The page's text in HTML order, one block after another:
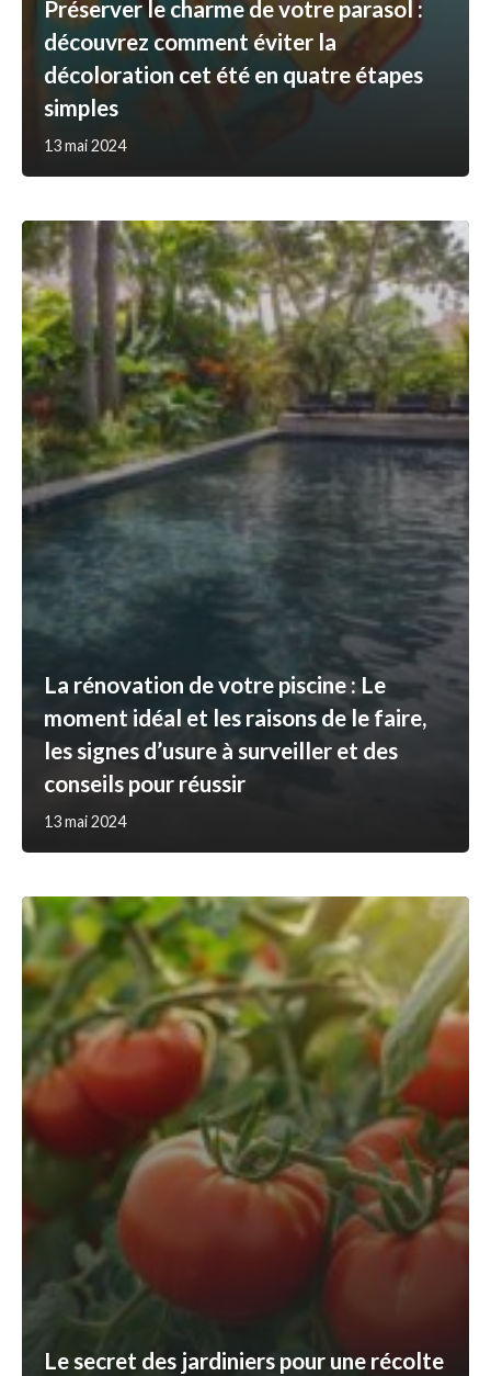
Préserver le charme de votre parasol :
découvrez comment éviter la
décoloration cet été en quatre étapes
simples
13 mai 2024
La rénovation de votre piscine : Le
moment idéal et les raisons de le faire,
les signes d’usure à surveiller et des
conseils pour réussir
13 mai 2024
Le secret des jardiniers pour une récolte